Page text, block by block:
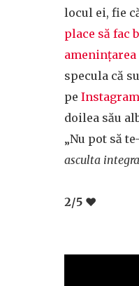
locul ei, fie
place să fac
amenințarea
specula că
pe Instagram
doilea său
„Nu pot să
asculta
2/5 ❤